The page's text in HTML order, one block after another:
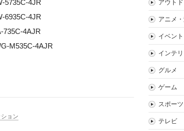
5735C-4JR
6935C-4JR
735C-4AJR
M535C-4AJR
ョン
アウト
アニメ
イベント
インテ
グルメ
ゲーム
スポーツ
テレビ